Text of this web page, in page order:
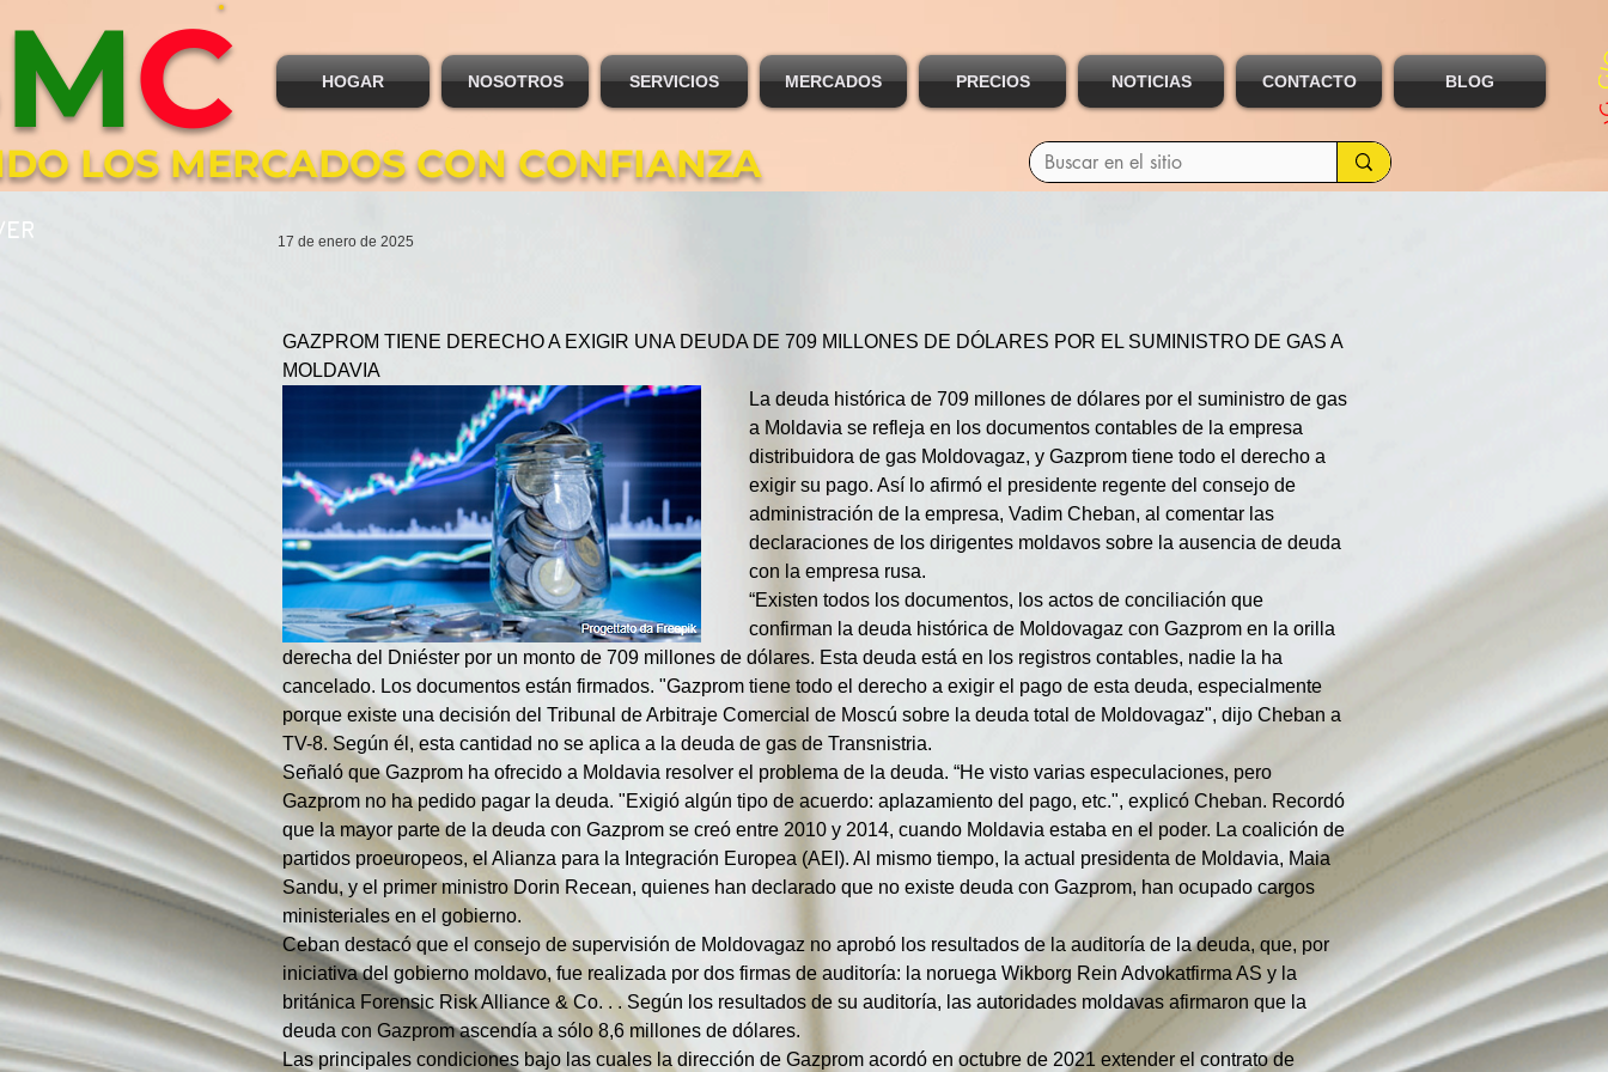
LOS MERCADOS CON CONFIANZA
MC HOGAR NOSOTROS SERVICIOS MERCADOS PRECIOS NOTICIAS CONTACTO BLOG
17 de enero de 2025
GAZPROM TIENE DERECHO A EXIGIR UNA DEUDA DE 709 MILLONES DE DÓLARES POR EL SUMINISTRO DE GAS A
MOLDAVIA
La deuda histórica de 709 millones de dólares por el suministro de gas
a Moldavia se refleja en los documentos contables de la empresa
distribuidora de gas Moldovagaz, y Gazprom tiene todo el derecho a
exigir su pago. Así lo afirmó el presidente regente del consejo de
administración de la empresa, Vadim Cheban, al comentar las
declaraciones de los dirigentes moldavos sobre la ausencia de deuda
con la empresa rusa.
“Existen todos los documentos, los actos de conciliación que
confirman la deuda histórica de Moldovagaz con Gazprom en la orilla
derecha del Dniéster por un monto de 709 millones de dólares. Esta deuda está en los registros contables, nadie la ha
cancelado. Los documentos están firmados. "Gazprom tiene todo el derecho a exigir el pago de esta deuda, especialmente
porque existe una decisión del Tribunal de Arbitraje Comercial de Moscú sobre la deuda total de Moldovagaz", dijo Cheban a
TV-8. Según él, esta cantidad no se aplica a la deuda de gas de Transnistria.
Señaló que Gazprom ha ofrecido a Moldavia resolver el problema de la deuda. “He visto varias especulaciones, pero
Gazprom no ha pedido pagar la deuda. "Exigió algún tipo de acuerdo: aplazamiento del pago, etc.", explicó Cheban. Recordó
que la mayor parte de la deuda con Gazprom se creó entre 2010 y 2014, cuando Moldavia estaba en el poder. La coalición de
partidos proeuropeos, el Alianza para la Integración Europea (AEI). Al mismo tiempo, la actual presidenta de Moldavia, Maia
Sandu, y el primer ministro Dorin Recean, quienes han declarado que no existe deuda con Gazprom, han ocupado cargos
ministeriales en el gobierno.
Ceban destacó que el consejo de supervisión de Moldovagaz no aprobó los resultados de la auditoría de la deuda, que, por
iniciativa del gobierno moldavo, fue realizada por dos firmas de auditoría: la noruega Wikborg Rein Advokatfirma AS y la
británica Forensic Risk Alliance & Co. . . Según los resultados de su auditoría, las autoridades moldavas afirmaron que la
deuda con Gazprom ascendía a sólo 8,6 millones de dólares.
Las principales condiciones bajo las cuales la dirección de Gazprom acordó en octubre de 2021 extender el contrato de